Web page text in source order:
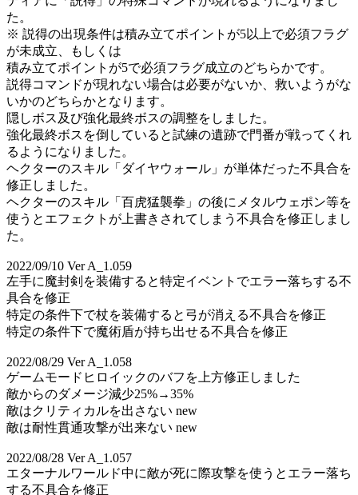
た。
※ 説得の出現条件は積み立てポイントが5以上で必須フラグ
が未成立、もしくは
積み立てポイントが5で必須フラグ成立のどちらかです。
説得コマンドが現れない場合は必要がないか、救いようがな
いかのどちらかとなります。
隠しボス及び強化最終ボスの調整をしました。
強化最終ボスを倒していると試練の遺跡で門番が戦ってくれ
るようになりました。
ヘクターのスキル「ダイヤウォール」が単体だった不具合を
修正しました。
ヘクターのスキル「百虎猛襲拳」の後にメタルウェポン等を
使うとエフェクトが上書きされてしまう不具合を修正しまし
た。
2022/09/10 Ver A_1.059
左手に魔封剣を装備すると特定イベントでエラー落ちする不
具合を修正
特定の条件下で杖を装備すると弓が消える不具合を修正
特定の条件下で魔術盾が持ち出せる不具合を修正
2022/08/29 Ver A_1.058
ゲームモードヒロイックのバフを上方修正しました
敵からのダメージ減少25%→35%
敵はクリティカルを出さない new
敵は耐性貫通攻撃が出来ない new
2022/08/28 Ver A_1.057
エターナルワールド中に敵が死に際攻撃を使うとエラー落ち
する不具合を修正